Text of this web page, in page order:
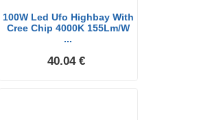
100W Led Ufo Highbay With
Cree Chip 4000K 155Lm/W
...
40.04 €